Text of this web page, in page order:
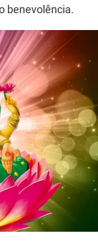
benevolência.